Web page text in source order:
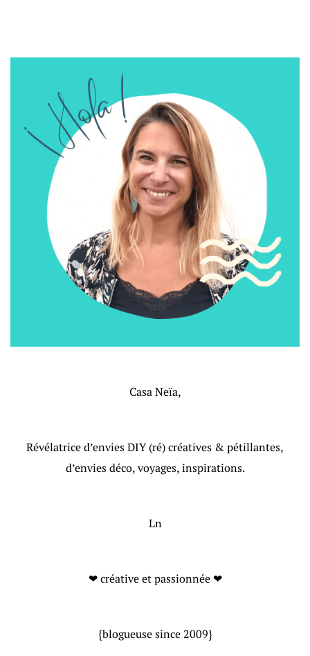
Casa Neïa,
Révélatrice d’envies DIY (ré) créatives & pétillantes,
d’envies déco, voyages, inspirations.
Ln
❤ créative et passionnée ❤
{blogueuse since 2009}